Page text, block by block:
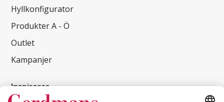
Hyllkonfigurator
Produkter A - Ö
Outlet
Kampanjer
Inspireras